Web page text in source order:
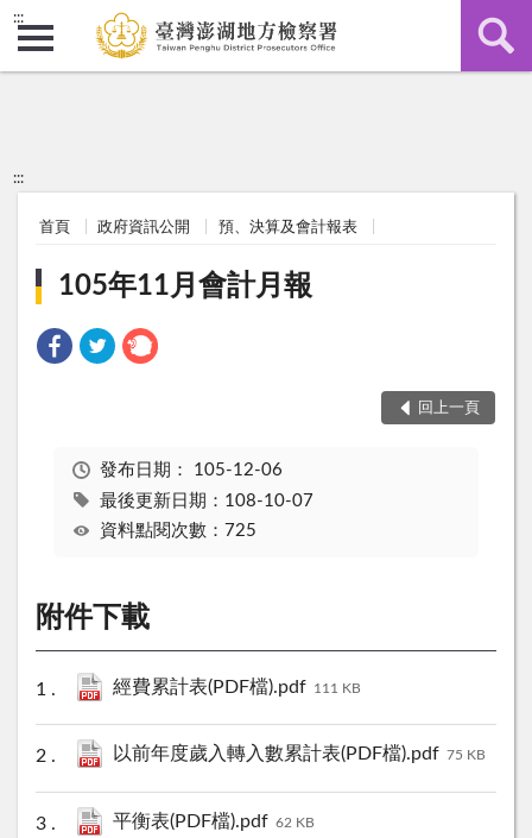
:::
:::
首頁 政府資訊公開 預、決算及會計報表
105年11月會計月報
回上一頁
發布日期： 105-12-06
最後更新日期：108-10-07
資料點閱次數：725
附件下載
經費累計表(PDF檔).pdf 111 KB
以前年度歲入轉入數累計表(PDF檔).pdf 75 KB
平衡表(PDF檔).pdf 62 KB